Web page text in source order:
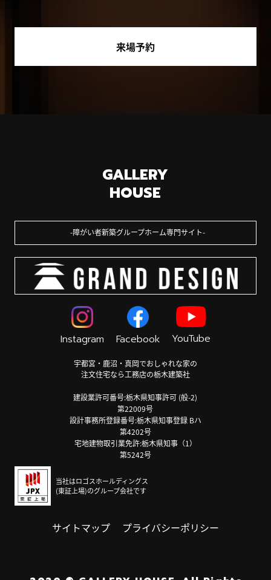
来場予約
GALLERY
HOUSE
障がい者新築グループホーム専門サイト
Instagram Facebook YouTube
宇都宮・鹿沼・真岡でおしゃれな家の
注文住宅なら工務店の栃木建築社
建設業許可番号:栃木県知事許可 (般-2)
第22009号
設計事務所登録番号:栃木県知事登録 Bハ
第4202号
宅地建物取引業免許:栃木県知事（1）
第5242号
当社はロゴスホールディングス
(東証上場)のグループ会社です
サイトマップ プライバシーポリシー